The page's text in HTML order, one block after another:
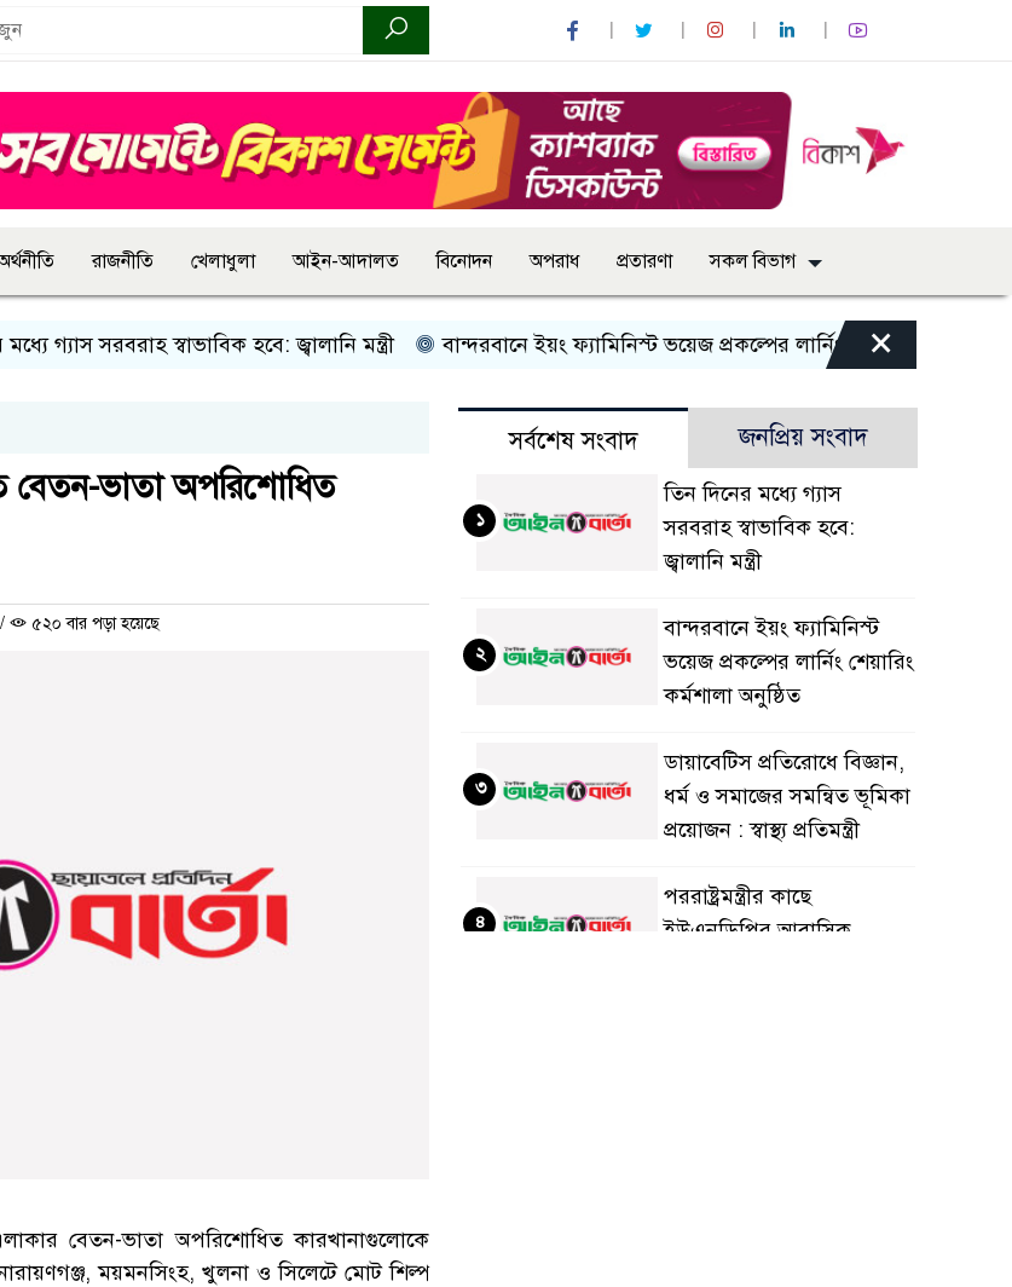
রাজনীতি খেলাধুলা আইন-আদালত বিনোদন অপরাধ প্রতারণা সকল বিভাগ
সরবরাহ স্বাভাবিক হবে: জ্বালানি মন্ত্রী বান্দরবানে ইয়ং ফ্যামিনিস্ট ভয়েজ প্রকল্পের লার্নিং শেয়ারিং কর্মশালা অনুষ্ঠিত
×
বেতন-ভাতা অপরিশোধিত
/ ৫২০ বার পড়া হয়েছে
বেতন-ভাতা অপরিশোধিত কারখানাগুলোকে
ময়মনসিংহ, খুলনা ও সিলেটে মোট শিল্প
সর্বশেষ সংবাদ জনপ্রিয় সংবাদ
তিন দিনের মধ্যে গ্যাস
সরবরাহ স্বাভাবিক হবে:
জ্বালানি মন্ত্রী
১
বান্দরবানে ইয়ং ফ্যামিনিস্ট
ভয়েজ প্রকল্পের লার্নিং শেয়ারিং
কর্মশালা অনুষ্ঠিত
২
ডায়াবেটিস প্রতিরোধে বিজ্ঞান,
ধর্ম ও সমাজের সমন্বিত ভূমিকা
প্রয়োজন : স্বাস্থ্য প্রতিমন্ত্রী
৩
পররাষ্ট্রমন্ত্রীর কা‌ছে
ইউএনডিপির আবাসিক
৪